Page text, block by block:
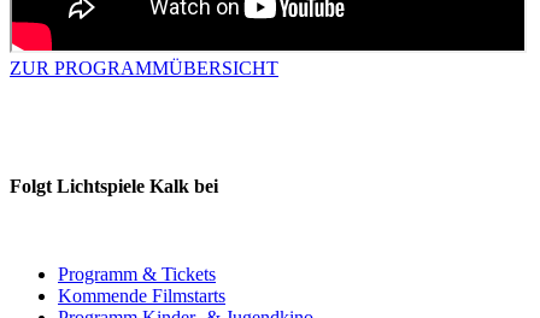
ZUR PROGRAMMÜBERSICHT
Folgt Lichtspiele Kalk bei
Programm & Tickets
Kommende Filmstarts